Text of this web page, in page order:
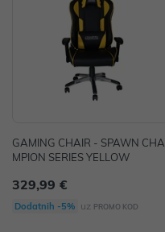
GAMING CHAIR - SPAWN CHA
MPION SERIES YELLOW
329,99 €
Dodatnih -5% uz PROMO KOD